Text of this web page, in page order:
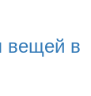
вещей в